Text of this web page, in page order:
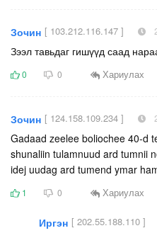
Зочин [ 103.212.116.147 ]
Зээл тавьдаг гишүүд саад
0 0 Хариулах
Зочин [ 124.158.109.234 ]
Gadaad zeelee boliochee 40-d
shunaliin tulamnuud ard tumnii
idej uudag ard tumend ymar
1 0 Хариулах
Иргэн [ 202.55.188.110 ]